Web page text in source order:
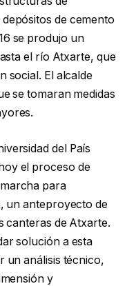
de cemento
se produjo un
el río Atxarte, que
social. El alcalde
se tomaran medidas
del País
el proceso de
para
un anteproyecto de
canteras de Atxarte.
solución a esta
un análisis técnico,
y